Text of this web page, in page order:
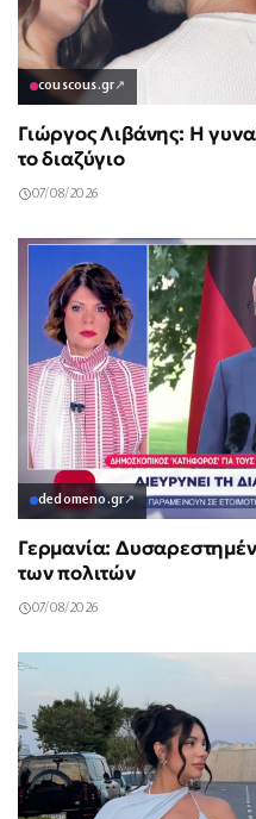
couscous.gr↗
Γιώργος Λιβάνης: Η
το διαζύγιο
07/08/2026
dedomeno.gr↗
Γερμανία:
των πολιτών
07/08/2026